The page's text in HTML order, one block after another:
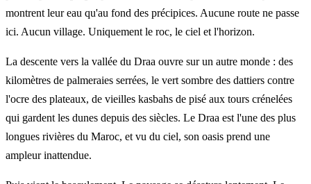
montrent leur eau qu'au fond des précipices. Aucune route ne passe
ici. Aucun village. Uniquement le roc, le ciel et l'horizon.
La descente vers la vallée du Draa ouvre sur un autre monde : des
kilomètres de palmeraies serrées, le vert sombre des dattiers contre
l'ocre des plateaux, de vieilles kasbahs de pisé aux tours crénelées
qui gardent les dunes depuis des siècles. Le Draa est l'une des plus
longues rivières du Maroc, et vu du ciel, son oasis prend une
ampleur inattendue.